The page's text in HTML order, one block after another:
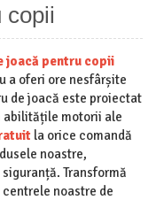
copii
joacă pentru copii
a oferi ore nesfârșite
de joacă este proiectat
abilitățile motorii ale
la orice comandă
noastre,
Transformă
noastre de